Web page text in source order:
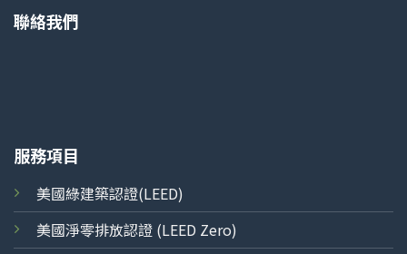
聯絡我們
服務項目
美國綠建築認證(LEED)
美國淨零排放認證 (LEED Zero)